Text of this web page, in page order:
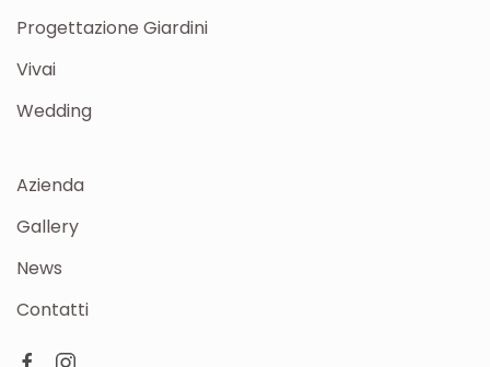
Progettazione Giardini
Vivai
Wedding
Azienda
Gallery
News
Contatti